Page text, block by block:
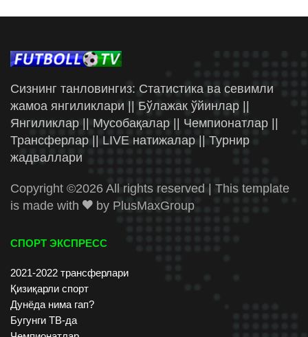
Сизнинг танловингиз: Статистика ва севимли
жамоа янгиликлари || Бўлажак ўйинлар ||
Янгиликлар || Мусобақалар || Чемпионатлар ||
Трансферлар || LIVE натижалар || Турнир
жадваллари
Copyright ©2026 All rights reserved | This template
is made with
by PlusMaxGroup
СПОРТ ЭКСПРЕСС
2021-2022 трансферлари
Қизиқарли спорт
Дунёда нима гап?
Бугунги ТВ-да